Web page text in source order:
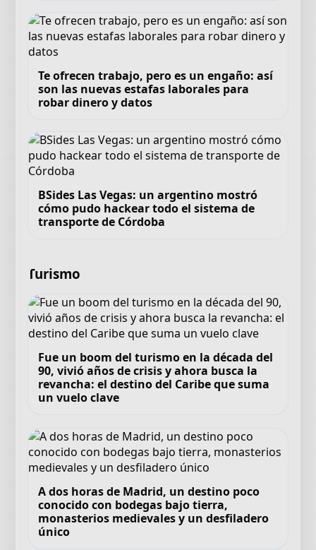
Te ofrecen trabajo, pero es un engaño: así
son las nuevas estafas laborales para
robar dinero y datos
BSides Las Vegas: un argentino mostró
cómo pudo hackear todo el sistema de
transporte de Córdoba
Turismo
Fue un boom del turismo en la década del
90, vivió años de crisis y ahora busca la
revancha: el destino del Caribe que suma
un vuelo clave
A dos horas de Madrid, un destino poco
conocido con bodegas bajo tierra,
monasterios medievales y un desfiladero
único